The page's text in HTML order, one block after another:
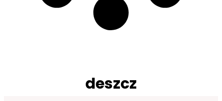
deszcz